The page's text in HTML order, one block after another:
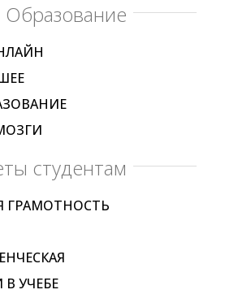
студентам
ГРАМОТНОСТЬ
УЧЕБЕ